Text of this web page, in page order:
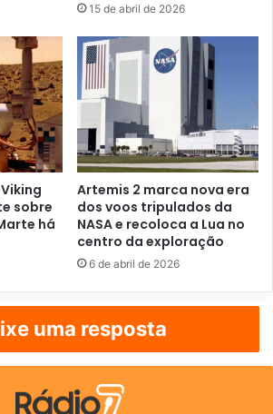
15 de abril de 2026
sobre
há
Artemis 2 marca nova era
dos voos tripulados da
NASA e recoloca a Lua no
centro da exploração
6 de abril de 2026
uma resposta